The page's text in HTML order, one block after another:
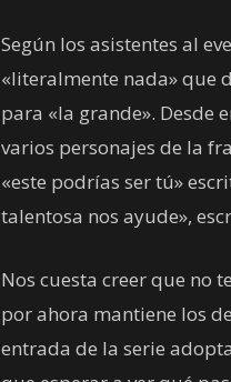
Según los asistentes al
«literalmente nada» que
para «la grande». Desde
varios personajes de la
«este podrías ser tú»
talentosa nos ayude»,
Nos cuesta creer que no
por ahora mantiene los
entrada de la serie